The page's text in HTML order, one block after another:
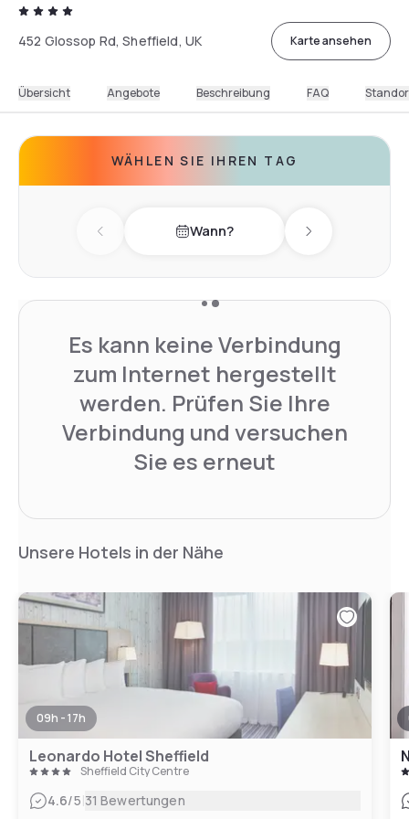
452 Glossop Rd, Sheffield, UK Karte ansehen
Übersicht Angebote Beschreibung FAQ
WÄHLEN SIE IHREN TAG
Previous day Wann? Next day
Es kann keine Verbindung
zum Internet hergestellt
werden. Prüfen Sie Ihre
Verbindung und versuchen
Sie es erneut
Unsere Hotels in der Nähe
09h - 17h
Leonardo Hotel Sheffield
Sheffield City Centre
4.6/5|31 Bewertungen